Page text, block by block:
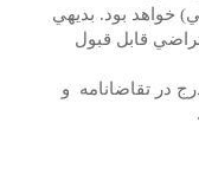
خواهد بود. بديهي
قابل قبول
در تقاضانامه و